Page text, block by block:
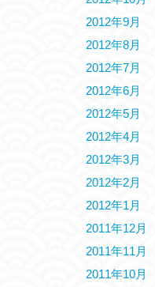
2012年9月
2012年8月
2012年7月
2012年6月
2012年5月
2012年4月
2012年3月
2012年2月
2012年1月
2011年12月
2011年11月
2011年10月